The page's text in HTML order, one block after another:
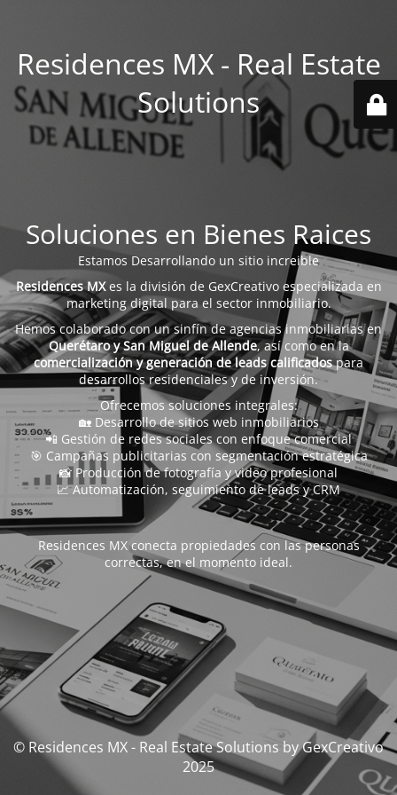
Residences MX - Real Estate
Solutions
Soluciones en Bienes Raices
Estamos Desarrollando un sitio increible
Residences MXes la división de GexCreativo especializada en
marketing digital para el sector inmobiliario.
Hemos colaborado con un sinfín de agencias inmobiliarias en
Querétaro y San Miguel de Allende, así como en la
comercialización y generación de leads calificadospara
desarrollos residenciales y de inversión.
Ofrecemos soluciones integrales:
🏡 Desarrollo de sitios web inmobiliarios
📲 Gestión de redes sociales con enfoque comercial
🎯 Campañas publicitarias con segmentación estratégica
📸 Producción de fotografía y video profesional
📈 Automatización, seguimiento de leads y CRM
Residences MX conecta propiedades con las personas
correctas, en el momento ideal.
© Residences MX - Real Estate Solutions by GexCreativo
2025